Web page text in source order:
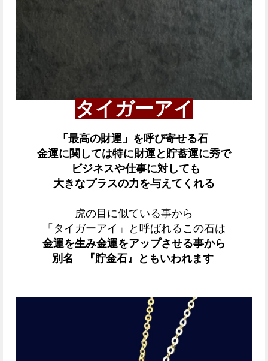
タイガーアイ
「最高の財運」を呼び寄せる石
金運に関しては特に財運と貯蓄運に秀で
ビジネスや仕事に対しても
大きなプラスの力を与えてくれる
虎の目に似ている事から
「タイガーアイ」と呼ばれるこの石は
金運を生み金運をアップさせる事から
別名 『貯金石』ともいわれます